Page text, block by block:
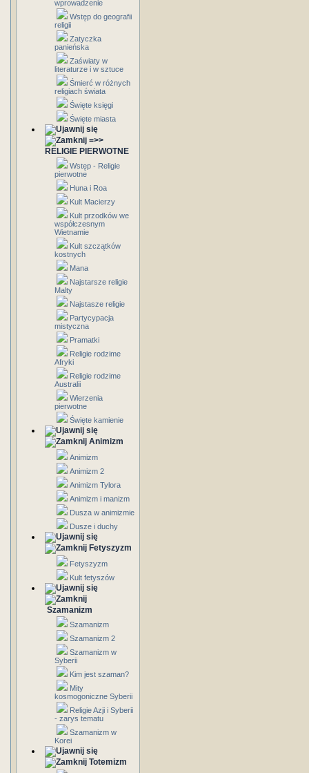
wprowadzenie
Wstęp do geografii
religii
Zatyczka
panieńska
Zaświaty w
literaturze i w sztuce
Śmierć w różnych
religiach świata
Święte księgi
Święte miasta
=>>
RELIGIE PIERWOTNE
Wstęp - Religie
pierwotne
Huna i Roa
Kult Macierzy
Kult przodków we
współczesnym
Wietnamie
Kult szczątków
kostnych
Mana
Najstarsze religie
Malty
Najstasze religie
Partycypacja
mistyczna
Pramatki
Religie rodzime
Afryki
Religie rodzime
Australii
Wierzenia
pierwotne
Święte kamienie
Animizm
Animizm
Animizm 2
Animizm Tylora
Animizm i manizm
Dusza w animizmie
Dusze i duchy
Fetyszyzm
Fetyszyzm
Kult fetyszów
Szamanizm
Szamanizm
Szamanizm 2
Szamanizm w
Syberii
Kim jest szaman?
Mity
kosmogoniczne Syberii
Religie Azji i Syberii
- zarys tematu
Szamanizm w
Korei
Totemizm